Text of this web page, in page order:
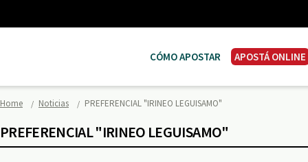
CÓMO APOSTAR APOSTÁ ONLINE
Home Noticias PREFERENCIAL "IRINEO LEGUISAMO"
PREFERENCIAL "IRINEO LEGUISAMO"